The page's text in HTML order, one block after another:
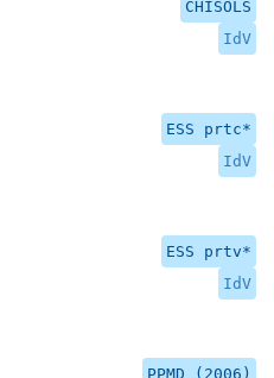
CHISOLS
IdV
ESS prtc*
IdV
ESS prtv*
IdV
PPMD (2006)